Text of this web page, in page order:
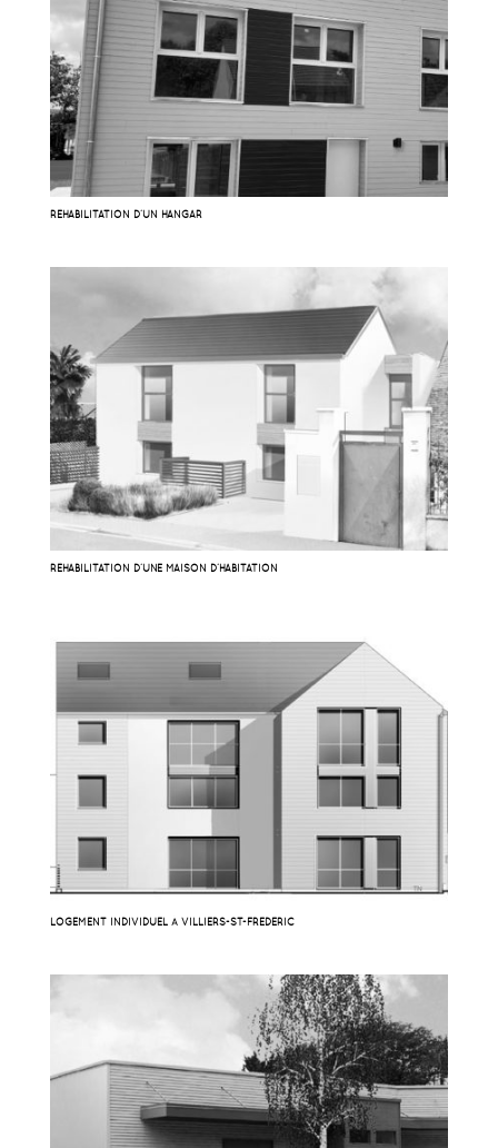
RÉHABILITATION D’UN HANGAR
RÉHABILITATION D’UNE MAISON D’HABITATION
LOGEMENT INDIVIDUEL À VILLIERS-ST-FRÉDÉRIC